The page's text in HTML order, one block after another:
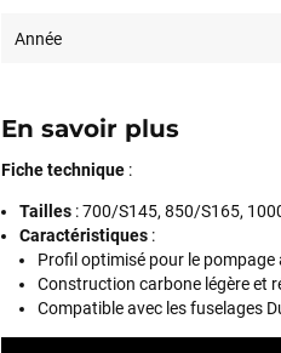
Année
En savoir plus
Fiche technique :
Tailles : 700/S145, 850/S165,
Caractéristiques :
Profil optimisé pour le
Construction carbone légère et
Compatible avec les fuselages